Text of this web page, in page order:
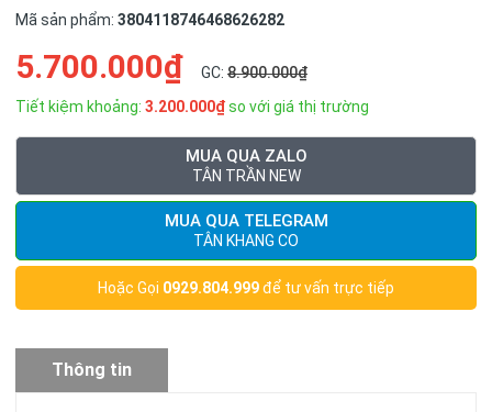
Mã sản phẩm: 3804118746468626282
5.700.000₫ GC: 8.900.000₫
Tiết kiệm khoảng: 3.200.000₫so với giá thị trường
MUA QUA ZALO
TÂN TRẦN NEW
MUA QUA TELEGRAM
TÂN KHANG CO
Hoặc Gọi 0929.804.999để tư vấn trực tiếp
Thông tin